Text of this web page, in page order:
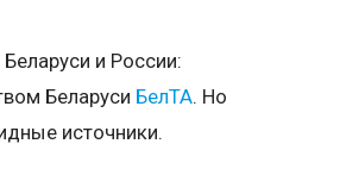
и России:
Беларуси БелТА. Но
источники.